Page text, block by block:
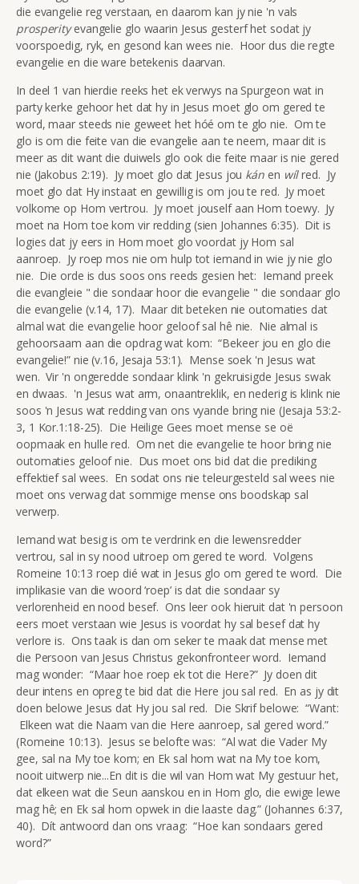
die evangelie reg verstaan, en daarom kan jy nie 'n vals
prosperityevangelie glo waarin Jesus gesterf het sodat jy
voorspoedig, ryk, en gesond kan wees nie. Hoor dus die regte
evangelie en die ware betekenis daarvan.
In deel 1 van hierdie reeks het ek verwys na Spurgeon wat in
party kerke gehoor het dat hy in Jesus moet glo om gered te
word, maar steeds nie geweet het hóé om te glo nie. Om te
glo is om die feite van die evangelie aan te neem, maar dit is
meer as dit want die duiwels glo ook die feite maar is nie gered
nie (Jakobus 2:19). Jy moet glo dat Jesus jou kán en wílred. Jy
moet glo dat Hy instaat en gewillig is om jou te red. Jy moet
volkome op Hom vertrou. Jy moet jouself aan Hom toewy. Jy
moet na Hom toe kom vir redding (sien Johannes 6:35). Dit is
logies dat jy eers in Hom moet glo voordat jy Hom sal
aanroep. Jy roep mos nie om hulp tot iemand in wie jy nie glo
nie. Die orde is dus soos ons reeds gesien het: Iemand preek
die evangleie " die sondaar hoor die evangelie " die sondaar glo
die evangelie (v.14, 17). Maar dit beteken nie outomaties dat
almal wat die evangelie hoor geloof sal hê nie. Nie almal is
gehoorsaam aan die opdrag wat kom: “Bekeer jou en glo die
evangelie!” nie (v.16, Jesaja 53:1). Mense soek 'n Jesus wat
wen. Vir 'n ongeredde sondaar klink 'n gekruisigde Jesus swak
en dwaas. 'n Jesus wat arm, onaantreklik, en nederig is klink nie
soos 'n Jesus wat redding van ons vyande bring nie (Jesaja 53:2-
3, 1 Kor.1:18-25). Die Heilige Gees moet mense se oë
oopmaak en hulle red. Om net die evangelie te hoor bring nie
outomaties geloof nie. Dus moet ons bid dat die prediking
effektief sal wees. En sodat ons nie teleurgesteld sal wees nie
moet ons verwag dat sommige mense ons boodskap sal
verwerp.
Iemand wat besig is om te verdrink en die lewensredder
vertrou, sal in sy nood uitroep om gered te word. Volgens
Romeine 10:13 roep dié wat in Jesus glo om gered te word. Die
implikasie van die woord ‘roep’ is dat die sondaar sy
verlorenheid en nood besef. Ons leer ook hieruit dat 'n persoon
eers moet verstaan wie Jesus is voordat hy sal besef dat hy
verlore is. Ons taak is dan om seker te maak dat mense met
die Persoon van Jesus Christus gekonfronteer word. Iemand
mag wonder: “Maar hoe roep ek tot die Here?” Jy doen dit
deur intens en opreg te bid dat die Here jou sal red. En as jy dit
doen belowe Jesus dat Hy jou sal red. Die Skrif belowe: “Want:
Elkeen wat die Naam van die Here aanroep, sal gered word.”
(Romeine 10:13). Jesus se belofte was: “Al wat die Vader My
gee, sal na My toe kom; en Ek sal hom wat na My toe kom,
nooit uitwerp nie...En dit is die wil van Hom wat My gestuur het,
dat elkeen wat die Seun aanskou en in Hom glo, die ewige lewe
mag hê; en Ek sal hom opwek in die laaste dag.” (Johannes 6:37,
40). Dít antwoord dan ons vraag: “Hoe kan sondaars gered
word?”